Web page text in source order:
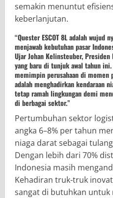
semakin menuntut
keberlanjutan.
“Quester ESCOT 8L adalah wujud
menjawab kebutuhan pasar
Ujar Johan Kelinsteuber,
yang baru di tunjuk awal tahun
memimpin perusahaan di momen
adalah menghadirkan kendaraan
tetap ramah lingkungan demi
di berbagai sektor.”
Pertumbuhan sektor
angka 6–8% per tahun
niaga darat sebagai
Dengan lebih dari 70%
Indonesia masih
Kehadiran truk-truk
sangat di butuhkan untuk